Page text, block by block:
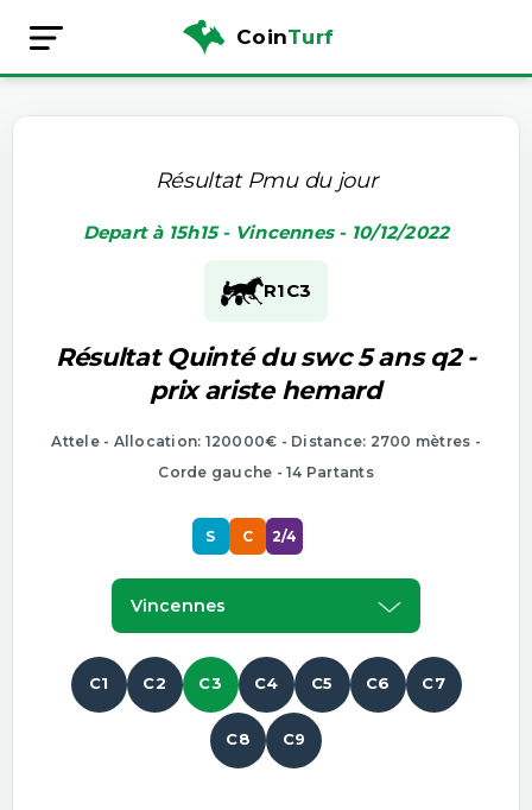
CoinTurf
Résultat Pmu du jour
Depart à 15h15 - Vincennes - 10/12/2022
R1C3
Résultat Quinté du swc 5 ans q2 -
prix ariste hemard
Attele - Allocation: 120000€ - Distance: 2700 mètres -
Corde gauche - 14 Partants
S C 2/4
Vincennes
C1 C2 C3 C4 C5 C6 C7
C8 C9